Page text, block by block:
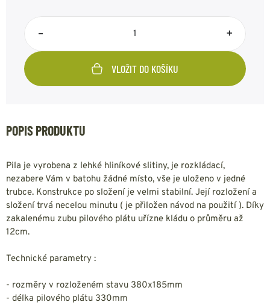
– +
VLOŽIT DO KOŠÍKU
POPIS PRODUKTU
Pila je vyrobena z lehké hliníkové slitiny, je rozkládací,
nezabere Vám v batohu žádné místo, vše je uloženo v jedné
trubce. Konstrukce po složení je velmi stabilní. Její rozložení a
složení trvá necelou minutu ( je přiložen návod na použití ). Díky
zakalenému zubu pilového plátu uřízne kládu o průměru až
12cm.
Technické parametry :
- rozměry v rozloženém stavu 380x185mm
- délka pilového plátu 330mm